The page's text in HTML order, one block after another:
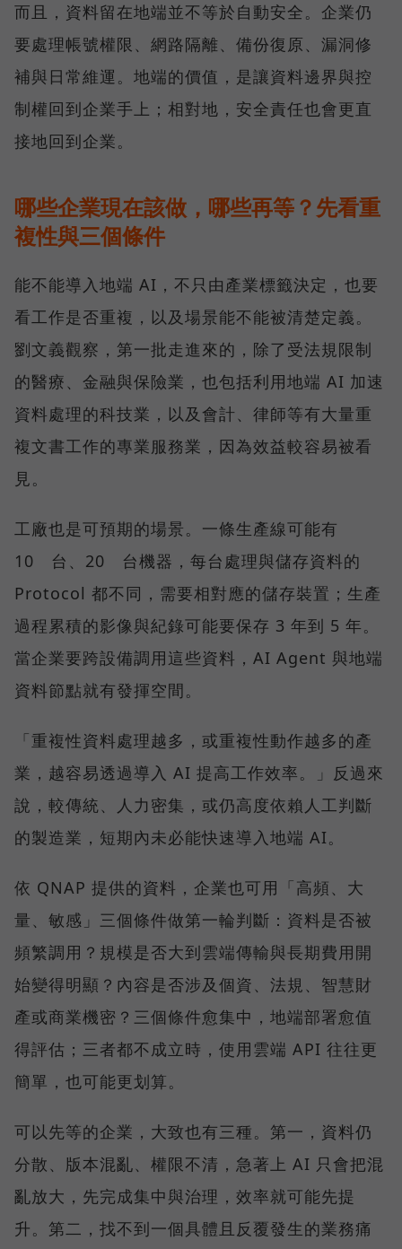
而且，資料留在地端並不等於自動安全。企業仍
要處理帳號權限、網路隔離、備份復原、漏洞修
補與日常維運。地端的價值，是讓資料邊界與控
制權回到企業手上；相對地，安全責任也會更直
接地回到企業。
哪些企業現在該做，哪些再等？先看重
複性與三個條件
能不能導入地端 AI，不只由產業標籤決定，也要
看工作是否重複，以及場景能不能被清楚定義。
劉文義觀察，第一批走進來的，除了受法規限制
的醫療、金融與保險業，也包括利用地端 AI 加速
資料處理的科技業，以及會計、律師等有大量重
複文書工作的專業服務業，因為效益較容易被看
見。
工廠也是可預期的場景。一條生產線可能有
10 台、20 台機器，每台處理與儲存資料的
Protocol 都不同，需要相對應的儲存裝置；生產
過程累積的影像與紀錄可能要保存 3 年到 5 年。
當企業要跨設備調用這些資料，AI Agent 與地端
資料節點就有發揮空間。
「重複性資料處理越多，或重複性動作越多的產
業，越容易透過導入 AI 提高工作效率。」反過來
說，較傳統、人力密集，或仍高度依賴人工判斷
的製造業，短期內未必能快速導入地端 AI。
依 QNAP 提供的資料，企業也可用「高頻、大
量、敏感」三個條件做第一輪判斷：資料是否被
頻繁調用？規模是否大到雲端傳輸與長期費用開
始變得明顯？內容是否涉及個資、法規、智慧財
產或商業機密？三個條件愈集中，地端部署愈值
得評估；三者都不成立時，使用雲端 API 往往更
簡單，也可能更划算。
可以先等的企業，大致也有三種。第一，資料仍
分散、版本混亂、權限不清，急著上 AI 只會把混
亂放大，先完成集中與治理，效率就可能先提
升。第二，找不到一個具體且反覆發生的業務痛